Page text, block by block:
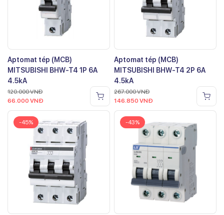
Aptomat tép (MCB)
MITSUBISHI BHW-T4 1P 6A
4.5kA
120.000VNĐ
66.000 VNĐ
Aptomat tép (MCB)
MITSUBISHI BHW-T4 2P 6A
4.5kA
267.000VNĐ
146.850 VNĐ
-45% -43%